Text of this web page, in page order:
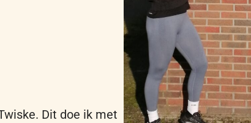
Dit doe ik met